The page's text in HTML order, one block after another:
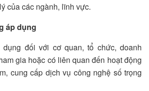
của các ngành, lĩnh vực.
áp dụng
đối với cơ quan, tổ chức, doanh
gia hoặc có liên quan đến hoạt động
cung cấp dịch vụ công nghệ số trọng